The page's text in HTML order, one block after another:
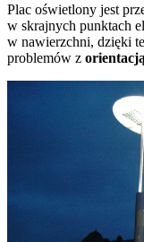
Plac oświetlony jest
w skrajnych punktach
w nawierzchni, dzięki
problemów z